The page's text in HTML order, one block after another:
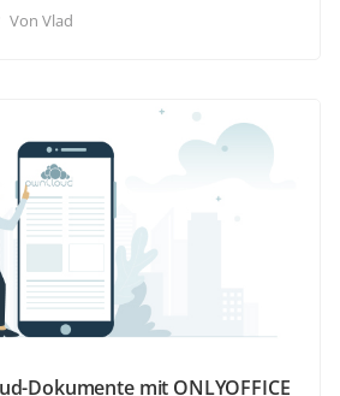
Von Vlad
Dokumente mit ONLYOFFICE